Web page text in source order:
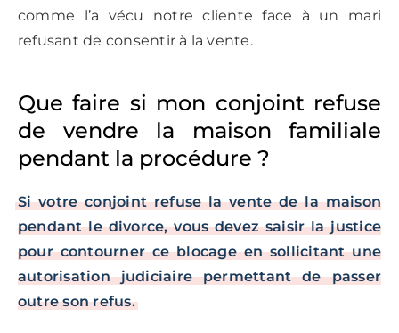
comme l’a vécu notre cliente face à un mari
refusant de consentir à la vente.
Que faire si mon conjoint refuse
de vendre la maison familiale
pendant la procédure ?
Si votre conjoint refuse la vente de la maison
pendant le divorce, vous devez saisir la justice
pour contourner ce blocage en sollicitant une
autorisation judiciaire permettant de passer
outre son refus.